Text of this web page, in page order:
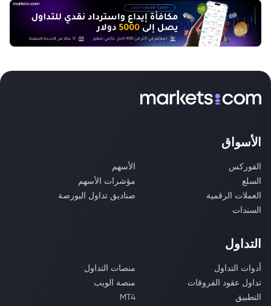
الأسواق
الفوركس
الأسهم
السلع
مؤشرات الأسهم
العملات الرقمية
صناديق تداول البورصة
السندات
التداول
أدوات التداول
منصات التداول
تداول عقود الفروقات
منصة الويب
التطبيق
MT4